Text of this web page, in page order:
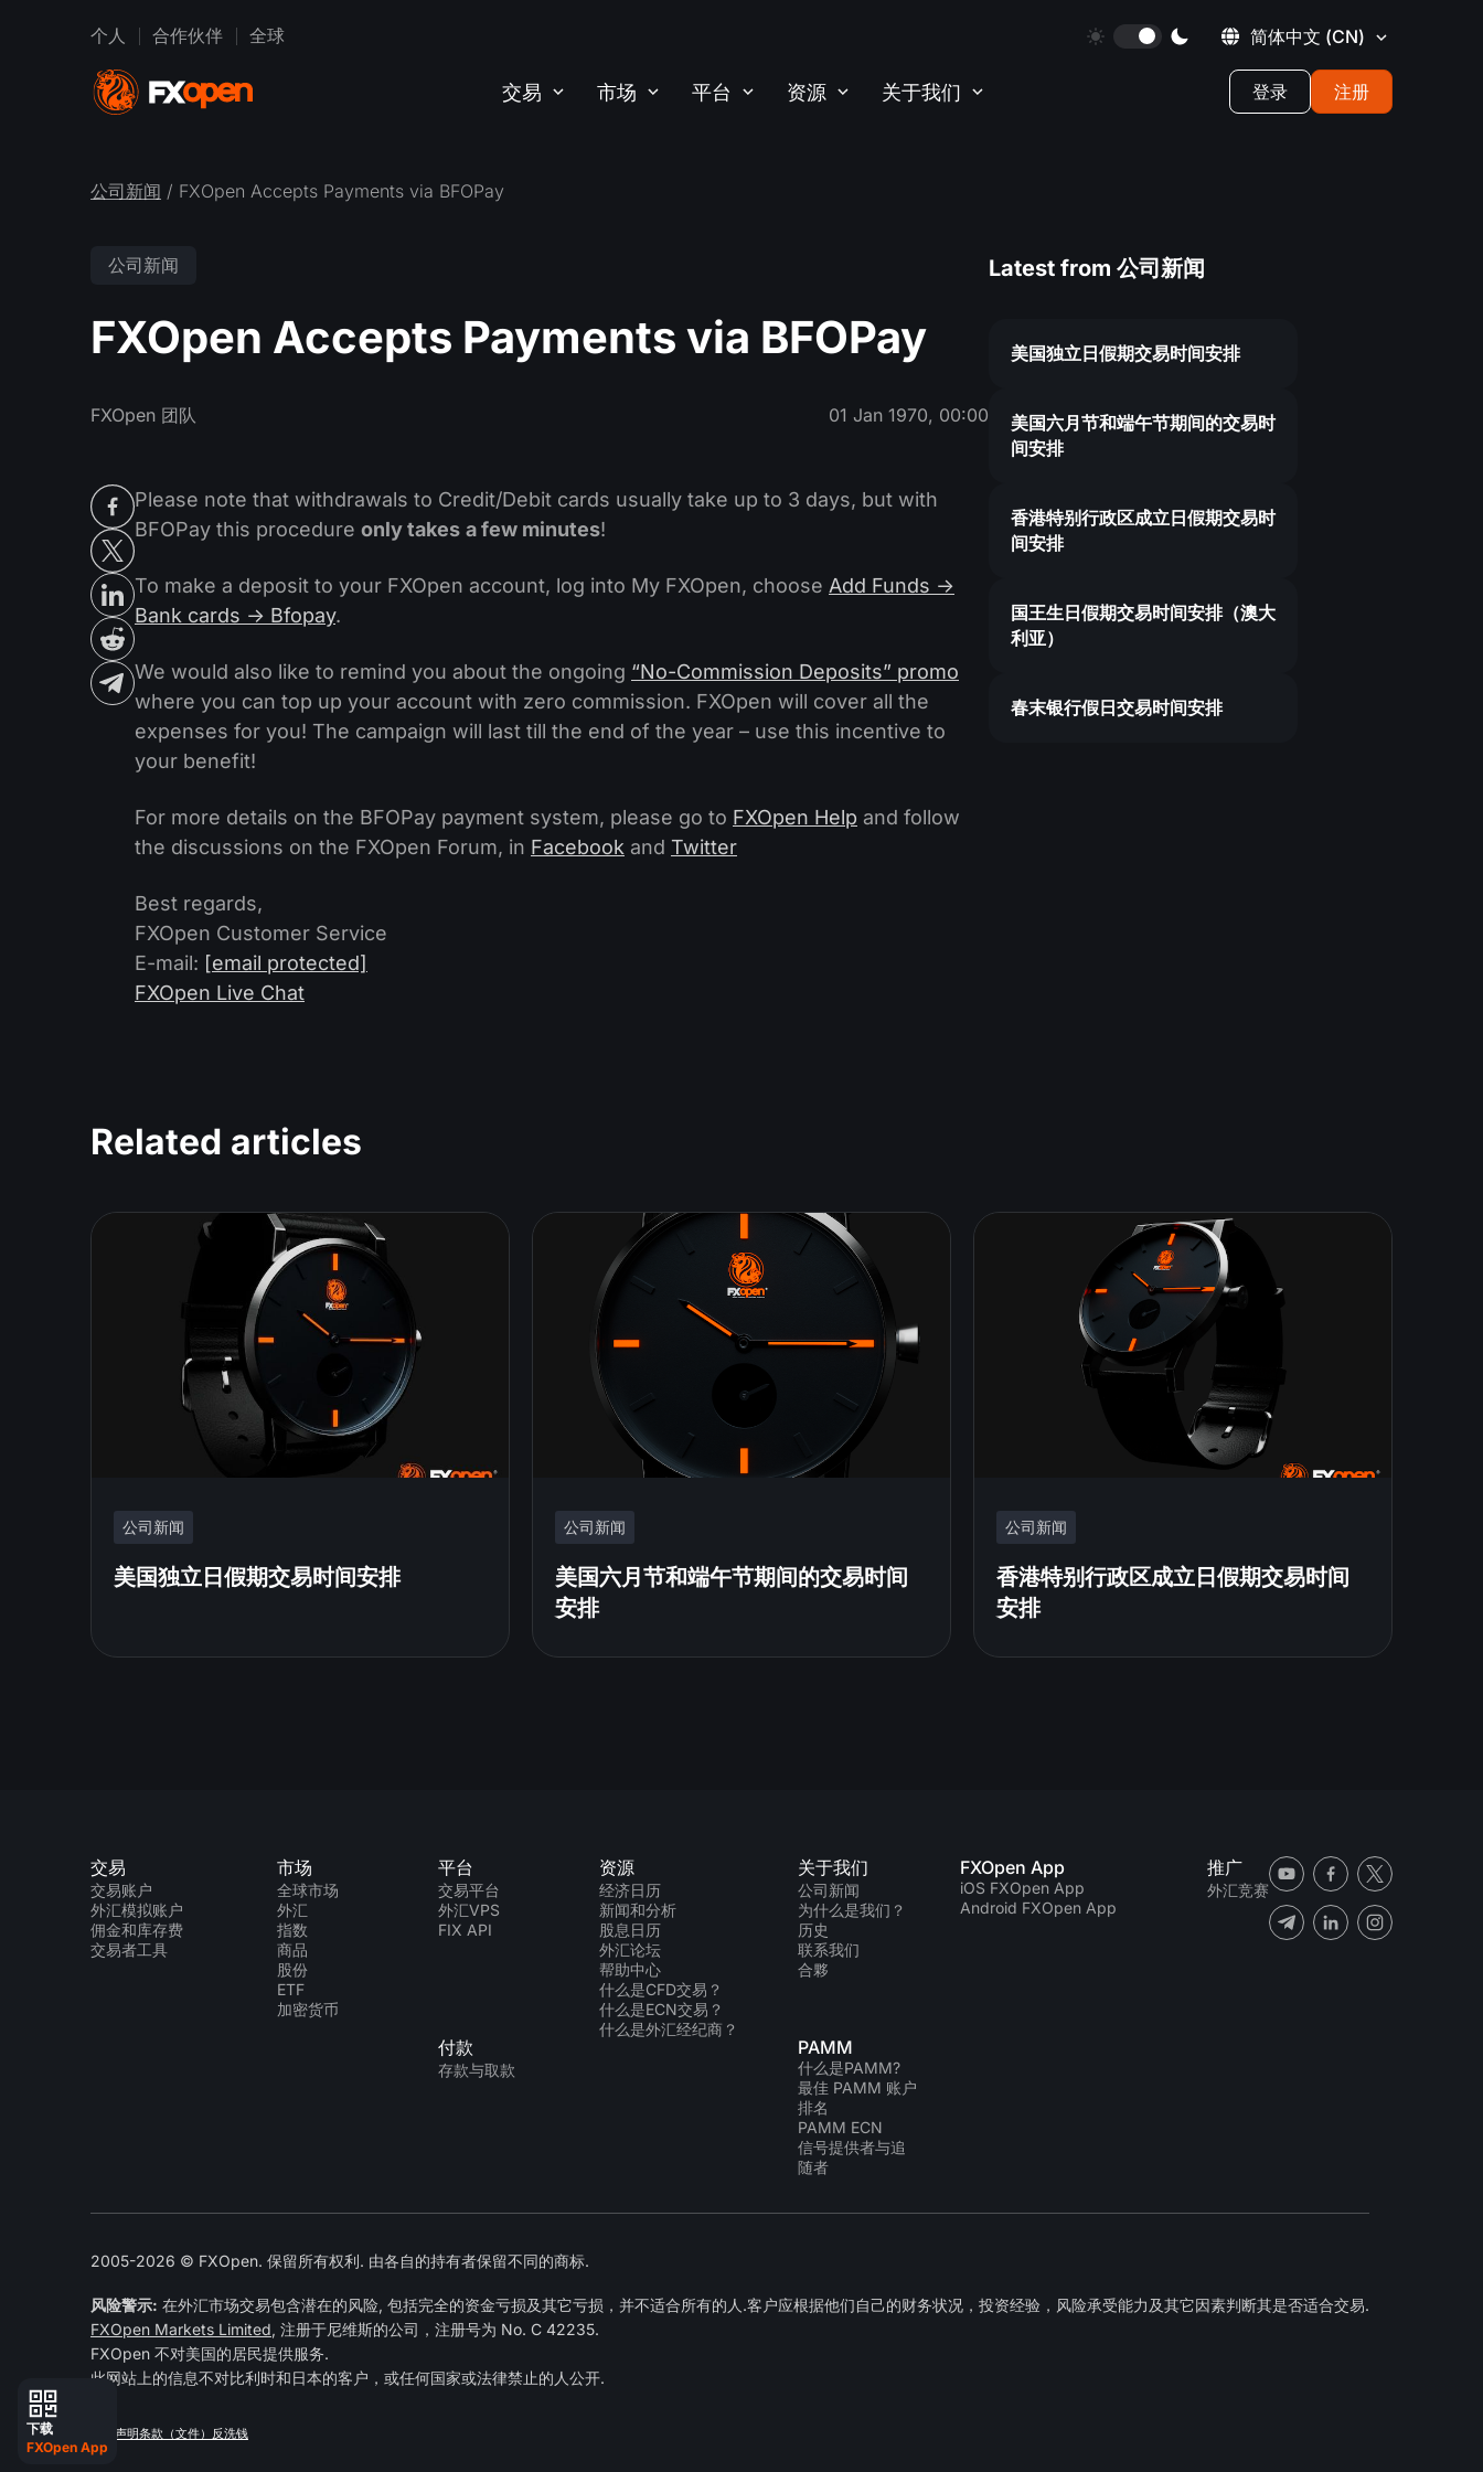
个人 合作伙伴 全球 简体中文 (CN)
交易 市场 平台 资源 关于我们 登录 注册
公司新闻 / FXOpen Accepts Payments via BFOPay
公司新闻
FXOpen Accepts Payments via BFOPay
FXOpen 团队 01 Jan 1970, 00:00
Please note that withdrawals to Credit/Debit cards usually take up to 3 days, but with
BFOPay this procedure only takes a few minutes!
To make a deposit to your FXOpen account, log into My FXOpen, choose Add Funds ->
Bank cards -> Bfopay.
We would also like to remind you about the ongoing “No-Commission Deposits” promo
where you can top up your account with zero commission. FXOpen will cover all the
expenses for you! The campaign will last till the end of the year – use this incentive to
your benefit!
For more details on the BFOPay payment system, please go to FXOpen Help and follow
the discussions on the FXOpen Forum, in Facebook and Twitter
Best regards,
FXOpen Customer Service
E-mail: [email protected]
FXOpen Live Chat
Latest from公司新闻
美国独立日假期交易时间安排
美国六月节和端午节期间的交易时
间安排
香港特别行政区成立日假期交易时
间安排
国王生日假期交易时间安排（澳大
利亚）
春末银行假日交易时间安排
Related articles
公司新闻
美国独立日假期交易时间安排
公司新闻
美国六月节和端午节期间的交易时间
安排
公司新闻
香港特别行政区成立日假期交易时间
安排
交易
交易账户
外汇模拟账户
佣金和库存费
交易者工具
市场
全球市场
外汇
指数
商品
股份
ETF
加密货币
平台
交易平台
外汇VPS
FIX API
付款
存款与取款
资源
经济日历
新闻和分析
股息日历
外汇论坛
帮助中心
什么是CFD交易？
什么是ECN交易？
什么是外汇经纪商？
关于我们
公司新闻
为什么是我们？
历史
联系我们
合夥
PAMM
什么是PAMM?
最佳 PAMM 账户
排名
PAMM ECN
信号提供者与追
随者
FXOpen App
iOS FXOpen App
Android FXOpen App
推广
外汇竞赛
2005-2026 © FXOpen. 保留所有权利. 由各自的持有者保留不同的商标.
风险警示: 在外汇市场交易包含潜在的风险, 包括完全的资金亏损及其它亏损，并不适合所有的人.客户应根据他们自己的财务状况，投资经验，风险承受能力及其它因素判断其是否适合交易.
FXOpen Markets Limited, 注册于尼维斯的公司，注册号为 No. C 42235.
FXOpen 不对美国的居民提供服务.
此网站上的信息不对比利时和日本的客户，或任何国家或法律禁止的人公开.
隐私声明条款（文件） 反洗钱
下载
FXOpen App